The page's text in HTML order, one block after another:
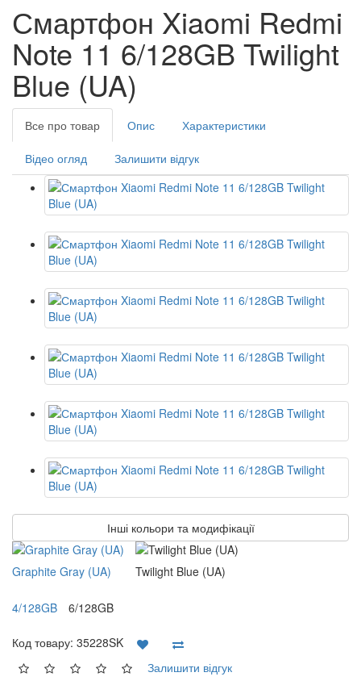
Смартфон Xiaomi Redmi
Note 11 6/128GB Twilight
Blue (UA)
Все про товар Опис Характеристики
Відео огляд Залишити відгук
Інші кольори та модифікації
Graphite Gray (UA) Twilight Blue (UA)
4/128GB 6/128GB
Код товару: 35228SK
Залишити відгук